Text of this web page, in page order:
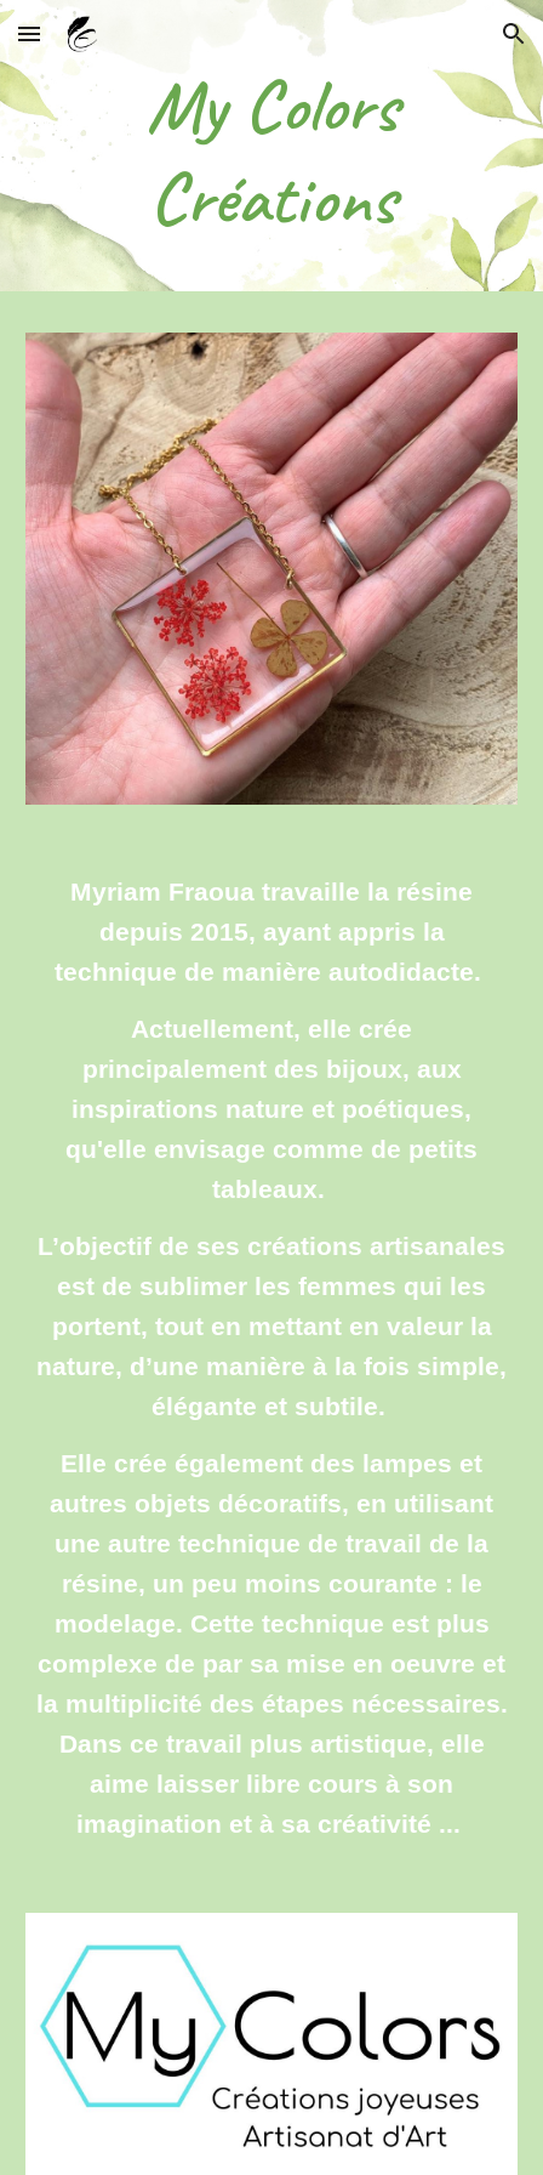
Skip to main content Skip to navigation
My Colors
Créations
Myriam Fraoua travaille la résine
depuis 2015, ayant appris la
technique de manière autodidacte.
Actuellement, elle crée
principalement des bijoux, aux
inspirations nature et poétiques,
qu'elle envisage comme de petits
tableaux.
L’objectif de ses créations artisanales
est de sublimer les femmes qui les
portent, tout en mettant en valeur la
nature, d’une manière à la fois simple,
élégante et subtile.
Elle crée également des lampes et
autres objets décoratifs, en utilisant
une autre technique de travail de la
résine, un peu moins courante : le
modelage. Cette technique est plus
complexe de par sa mise en oeuvre et
la multiplicité des étapes nécessaires.
Dans ce travail plus artistique, elle
aime laisser libre cours à son
imagination et à sa créativité ...